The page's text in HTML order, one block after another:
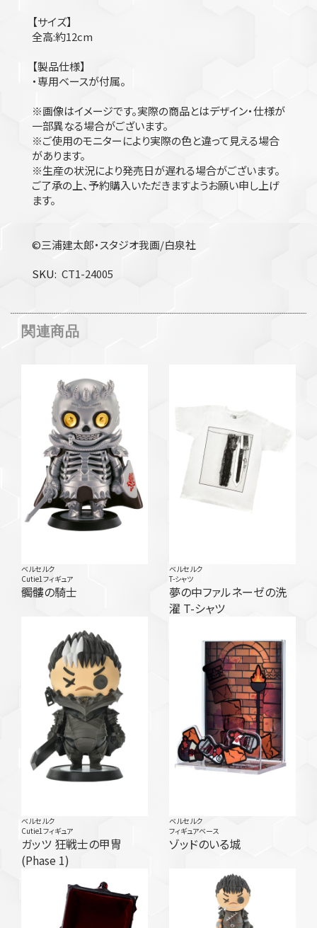
【サイズ】
全高:約12cm
【製品仕様】
・専用ベースが付属。
※画像はイメージです。実際の商品とはデザイン・仕様が
一部異なる場合がございます。
※ご使用のモニターにより実際の色と違って見える場合
があります。
※生産の状況により発売日が遅れる場合がございます。
ご了承の上、予約購入いただきますようお願い申し上げ
ます。
©三浦建太郎・スタジオ我画/白泉社
SKU CT1-24005
関連商品
ベルセルク
Cutie1フィギュア
髑髏の騎士
ベルセルク
T-シャツ
夢の中ファルネーゼの洗
濯 T-シャツ
ベルセルク
Cutie1フィギュア
ガッツ 狂戦士の甲冑
(Phase 1)
ベルセルク
フィギュアベース
ゾッドのいる城